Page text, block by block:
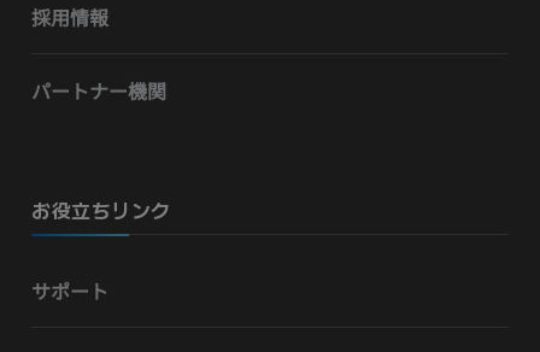
採用情報
パートナー機関
お役立ちリンク
サポート